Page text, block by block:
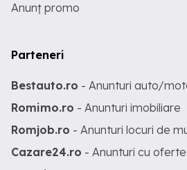
Anunț promo
Parteneri
Bestauto.ro - Anunturi auto/
Romimo.ro - Anunturi imobiliare
Romjob.ro - Anunturi locuri de
Cazare24.ro - Anunturi cu